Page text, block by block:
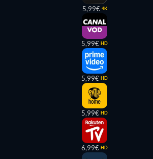
5,99€ 4K
5,99€ HD
5,99€ HD
5,99€ HD
6,99€ HD